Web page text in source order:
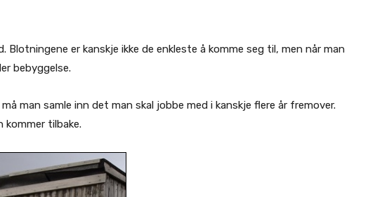
er kanskje ikke de enkleste å komme seg til, men når man
bebyggelse.
man samle inn det man skal jobbe med i kanskje flere år fremover.
kommer tilbake.